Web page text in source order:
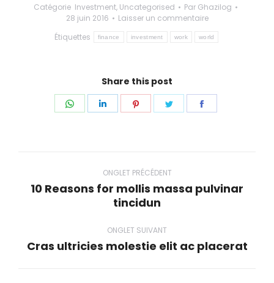
Catégorie Investment, Uncategorised Par Ghazilog
28 juin 2016
Laisser un commentaire
Étiquettes
finance investment work world
Share this post
Share
Share
Share
Share
commentaire
ONGLET PRÉCÉDENT
Onglet
10 Reasons for mollis massa pulvinar
tincidun
ONGLET SUIVANT
Onglet
Cras ultricies molestie elit ac placerat